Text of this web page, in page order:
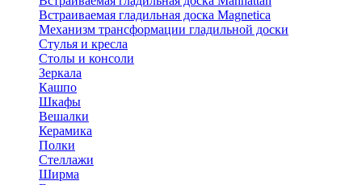
Встраиваемая гладильная доска Magnetica
Механизм трансформации гладильной доски
Стyлья и кресла
Столы и консоли
Зеркала
Кашпо
Шкафы
Вешалки
Керамика
Полки
Стеллажи
Ширма